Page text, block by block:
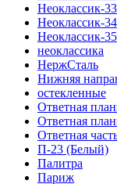
Неоклассик-33
Неоклассик-34
Неоклассик-35
неоклассика
НержСталь
Нижняя
остекленные
Ответная
Ответная
Ответная
П-23 (Белый)
Палитра
Париж